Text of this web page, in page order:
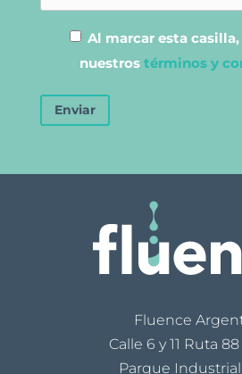
Al marcar esta
nuestros términos y
Enviar
Fluence
Calle 6 y 11 Ruta
Parque Industrial